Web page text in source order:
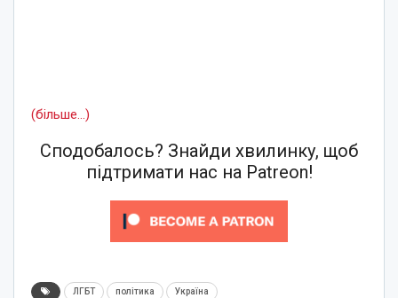
(більше…)
Сподобалось? Знайди хвилинку, щоб
підтримати нас на Patreon!
ЛГБТ політика Україна